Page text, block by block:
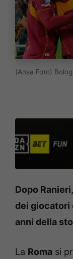
(Ansa Foto)
Dopo
dei giocatori
anni della
La Roma si